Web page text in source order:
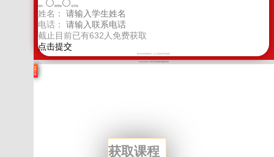
选科： 物理组 化学组
姓名：
电话：
截止目前已有632人免费获取
新学高考郑重承诺，以上信息将严格保密
Copyright © 四川高考提分版权所有
学
费
计
算
获取课程